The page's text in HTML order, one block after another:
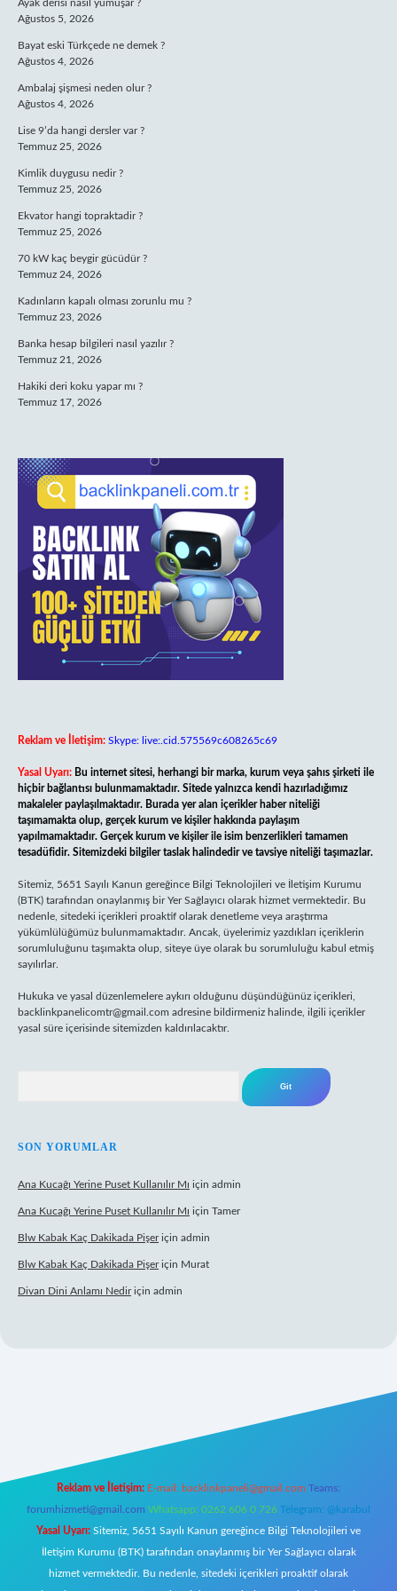
Ayak derisi nasıl yumuşar ?
Ağustos 5, 2026
Bayat eski Türkçede ne demek ?
Ağustos 4, 2026
Ambalaj şişmesi neden olur ?
Ağustos 4, 2026
Lise 9’da hangi dersler var ?
Temmuz 25, 2026
Kimlik duygusu nedir ?
Temmuz 25, 2026
Ekvator hangi topraktadir ?
Temmuz 25, 2026
70 kW kaç beygir gücüdür ?
Temmuz 24, 2026
Kadınların kapalı olması zorunlu mu ?
Temmuz 23, 2026
Banka hesap bilgileri nasıl yazılır ?
Temmuz 21, 2026
Hakiki deri koku yapar mı ?
Temmuz 17, 2026
Reklam ve İletişim: Skype: live:.cid.575569c608265c69
Yasal Uyarı: Bu internet sitesi, herhangi bir marka, kurum veya şahıs şirketi ile
hiçbir bağlantısı bulunmamaktadır. Sitede yalnızca kendi hazırladığımız
makaleler paylaşılmaktadır. Burada yer alan içerikler haber niteliği
taşımamakta olup, gerçek kurum ve kişiler hakkında paylaşım
yapılmamaktadır. Gerçek kurum ve kişiler ile isim benzerlikleri tamamen
tesadüfidir. Sitemizdeki bilgiler taslak halindedir ve tavsiye niteliği taşımazlar.
Sitemiz, 5651 Sayılı Kanun gereğince Bilgi Teknolojileri ve İletişim Kurumu
(BTK) tarafından onaylanmış bir Yer Sağlayıcı olarak hizmet vermektedir. Bu
nedenle, sitedeki içerikleri proaktif olarak denetleme veya araştırma
yükümlülüğümüz bulunmamaktadır. Ancak, üyelerimiz yazdıkları içeriklerin
sorumluluğunu taşımakta olup, siteye üye olarak bu sorumluluğu kabul etmiş
sayılırlar.
Hukuka ve yasal düzenlemelere aykırı olduğunu düşündüğünüz içerikleri,
backlinkpanelicomtr@gmail.com adresine bildirmeniz halinde, ilgili içerikler
yasal süre içerisinde sitemizden kaldırılacaktır.
SON YORUMLAR
Ana Kucağı Yerine Puset Kullanılır Mı için admin
Ana Kucağı Yerine Puset Kullanılır Mı için Tamer
Blw Kabak Kaç Dakikada Pişeriçin admin
Blw Kabak Kaç Dakikada Pişeriçin Murat
Divan Dini Anlamı Nediriçin admin
Reklam ve İletişim: E-mail: backlinkpaneli@gmail.com Teams:
forumhizmeti@gmail.com Whatsapp: 0262 606 0 726 Telegram: @karabul
Yasal Uyarı: Sitemiz, 5651 Sayılı Kanun gereğince Bilgi Teknolojileri ve
İletişim Kurumu (BTK) tarafından onaylanmış bir Yer Sağlayıcı olarak
hizmet vermektedir. Bu nedenle, sitedeki içerikleri proaktif olarak